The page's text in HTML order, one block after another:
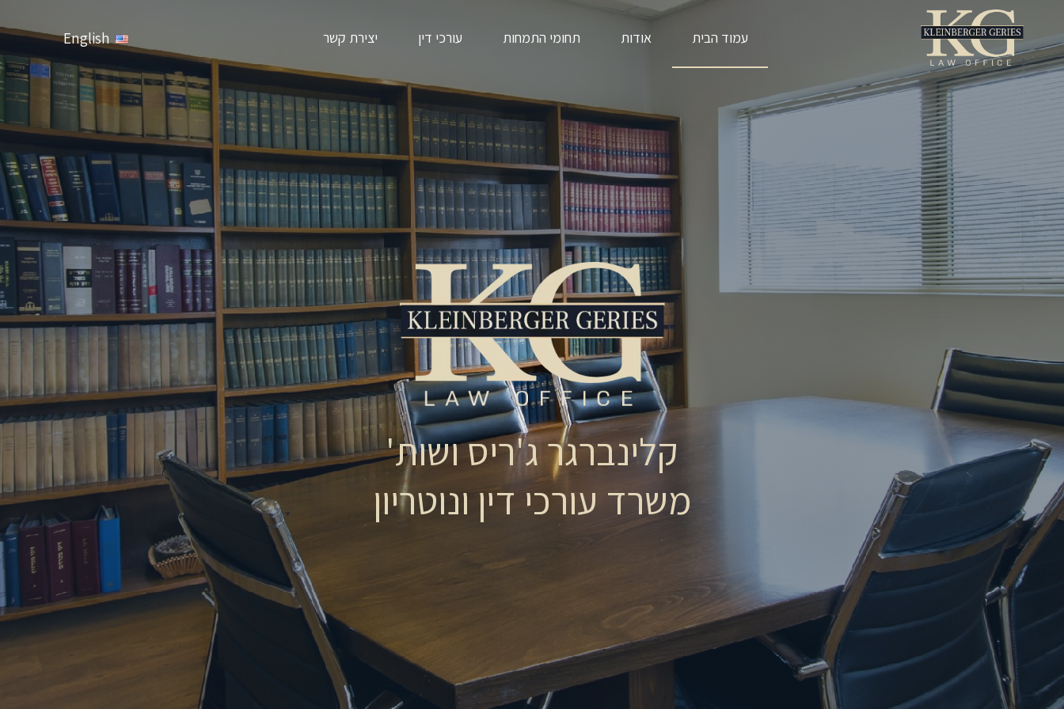
עמוד הבית אודות תחומי התמחות עורכי דין יצירת קשר English
קלינברגר ג'ריס ושות'
משרד עורכי דין ונוטריון